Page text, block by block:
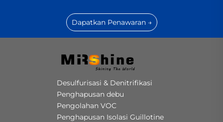
Dapatkan Penawaran →
Desulfurisasi & Denitrifikasi
Penghapusan debu
Pengolahan VOC
Penghapusan Isolasi Guillotine